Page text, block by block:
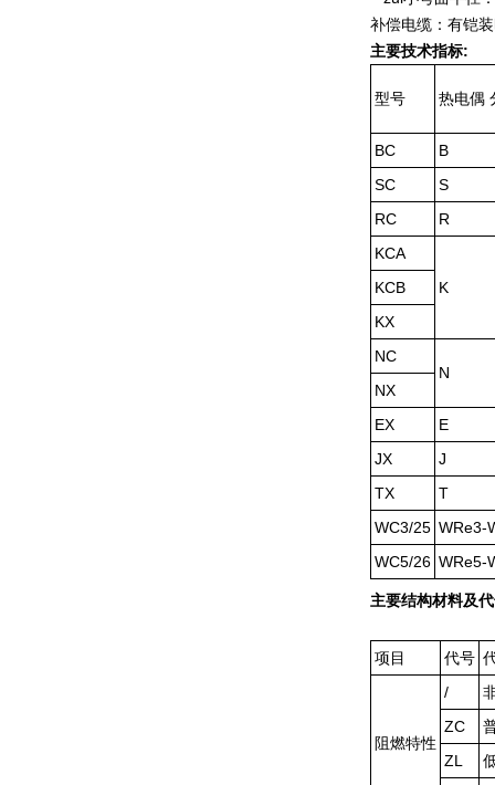
补偿电缆：有铠
主要技术指标:
型号 热电偶
BC
B
SC
S
RC
R
KCA
K
KCB
KX
NC
N
NX
EX
E
JX
J
TX
T
WC3/25 WRe3-
WC5/26 WRe5-
主要结构材料及
项目 代号
阻燃特性
/
ZC
ZL